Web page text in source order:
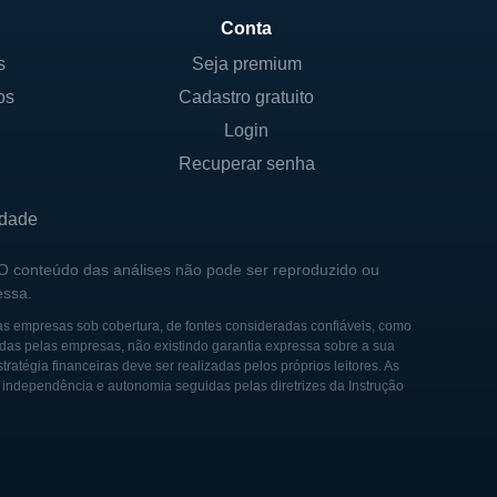
de negócios permite
sua propriedade está
e em instituições de longo
opera em um ambiente
estejam em
governança transparente
Conta
Seja premium
Cadastro gratuito
Login
Recuperar senha
conteúdo das análises não pode ser reproduzido ou
sob cobertura, de fontes consideradas confiáveis, como
pelas empresas, não existindo garantia expressa sobre a sua
financeiras deve ser realizadas pelos próprios leitores. As
e autonomia seguidas pelas diretrizes da Instrução